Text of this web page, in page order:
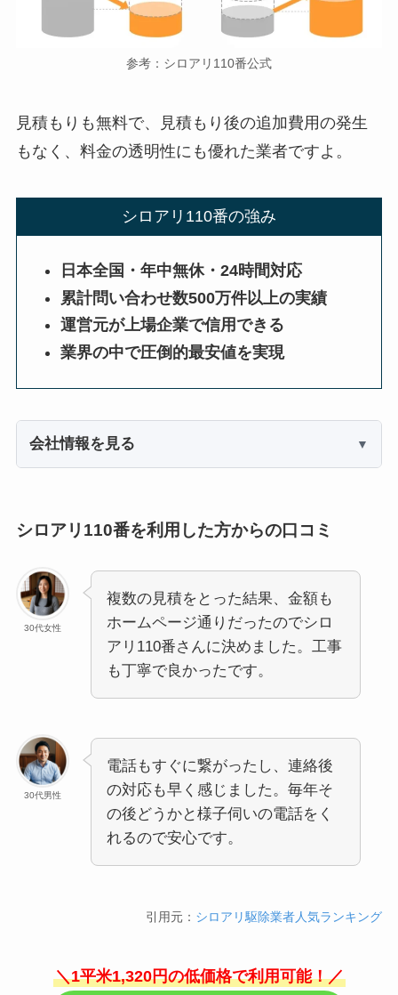
参考：シロアリ110番公式
見積もりも無料で、見積もり後の追加費用の発生
もなく、料金の透明性にも優れた業者ですよ。
シロアリ110番の強み
日本全国・年中無休・24時間対応
累計問い合わせ数500万件以上の実績
運営元が上場企業で信用できる
業界の中で圧倒的最安値を実現
会社情報を見る
シロアリ110番を利用した方からの口コミ
30代女性
複数の見積をとった結果、金額も
ホームページ通りだったのでシロ
アリ110番さんに決めました。工事
も丁寧で良かったです。
30代男性
電話もすぐに繋がったし、連絡後
の対応も早く感じました。毎年そ
の後どうかと様子伺いの電話をく
れるので安心です。
引用元： シロアリ駆除業者人気ランキング
＼1平米1,320円の低価格で利用可能！／